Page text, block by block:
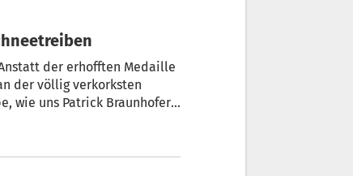
der erhofften Medaille
der völlig verkorksten
wie uns Patrick Braunhofer